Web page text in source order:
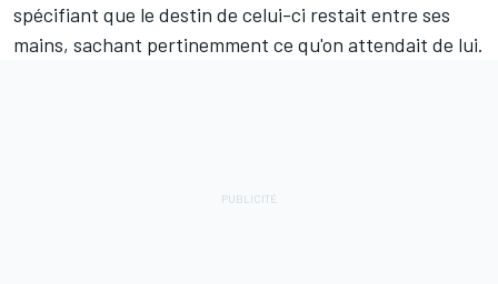
spécifiant que le destin de celui-ci restait entre ses
mains, sachant pertinemment ce qu'on attendait de lui.